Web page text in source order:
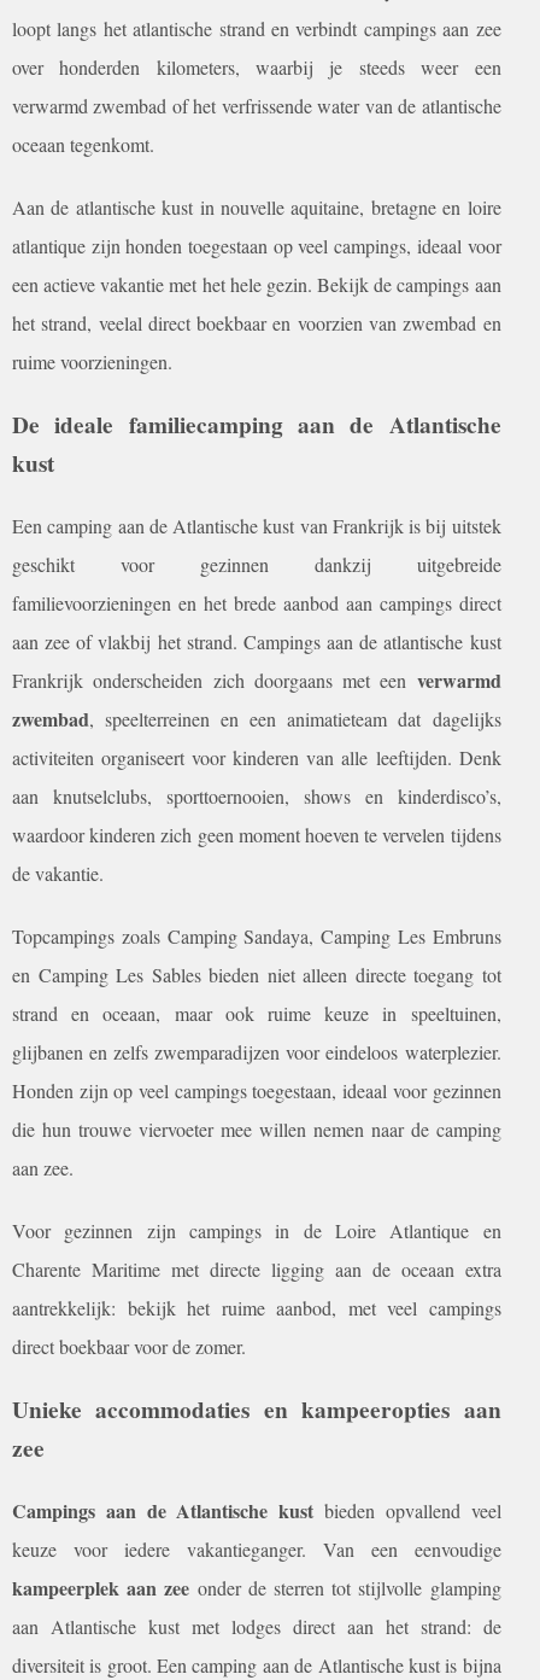
loopt langs het atlantische strand en verbindt campings aan zee
over honderden kilometers, waarbij je steeds weer een
verwarmd zwembad of het verfrissende water van de atlantische
oceaan tegenkomt.
Aan de atlantische kust in nouvelle aquitaine, bretagne en loire
atlantique zijn honden toegestaan op veel campings, ideaal voor
een actieve vakantie met het hele gezin. Bekijk de campings aan
het strand, veelal direct boekbaar en voorzien van zwembad en
ruime voorzieningen.
De ideale familiecamping aan de Atlantische
kust
Een camping aan de Atlantische kust van Frankrijk is bij uitstek
geschikt voor gezinnen dankzij uitgebreide
familievoorzieningen en het brede aanbod aan campings direct
aan zee of vlakbij het strand. Campings aan de atlantische kust
Frankrijk onderscheiden zich doorgaans met een verwarmd
zwembad, speelterreinen en een animatieteam dat dagelijks
activiteiten organiseert voor kinderen van alle leeftijden. Denk
aan knutselclubs, sporttoernooien, shows en kinderdisco’s,
waardoor kinderen zich geen moment hoeven te vervelen tijdens
de vakantie.
Topcampings zoals Camping Sandaya, Camping Les Embruns
en Camping Les Sables bieden niet alleen directe toegang tot
strand en oceaan, maar ook ruime keuze in speeltuinen,
glijbanen en zelfs zwemparadijzen voor eindeloos waterplezier.
Honden zijn op veel campings toegestaan, ideaal voor gezinnen
die hun trouwe viervoeter mee willen nemen naar de camping
aan zee.
Voor gezinnen zijn campings in de Loire Atlantique en
Charente Maritime met directe ligging aan de oceaan extra
aantrekkelijk: bekijk het ruime aanbod, met veel campings
direct boekbaar voor de zomer.
Unieke accommodaties en kampeeropties aan
zee
Campings aan de Atlantische kust bieden opvallend veel
keuze voor iedere vakantieganger. Van een eenvoudige
kampeerplek aan zee onder de sterren tot stijlvolle glamping
aan Atlantische kust met lodges direct aan het strand: de
diversiteit is groot. Een camping aan de Atlantische kust is bijna